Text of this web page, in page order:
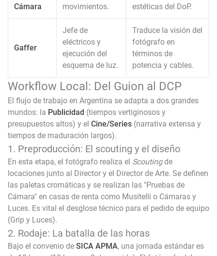
Cámara
movimientos.
estéticas del DoP.
Gaffer
Jefe de
eléctricos y
ejecución del
esquema de luz.
Traduce la visión del
fotógrafo en
términos de
potencia y cables.
Workflow Local: Del Guion al DCP
El flujo de trabajo en Argentina se adapta a dos grandes
mundos: la Publicidad (tiempos vertiginosos y
presupuestos altos) y el Cine/Series (narrativa extensa y
tiempos de maduración largos).
1. Preproducción: El scouting y el diseño
En esta etapa, el fotógrafo realiza el Scoutingde
locaciones junto al Director y el Director de Arte. Se definen
las paletas cromáticas y se realizan las "Pruebas de
Cámara" en casas de renta como Musitelli o Cámaras y
Luces. Es vital el desglose técnico para el pedido de equipo
(Grip y Luces).
2. Rodaje: La batalla de las horas
Bajo el convenio de SICA APMA, una jornada estándar es